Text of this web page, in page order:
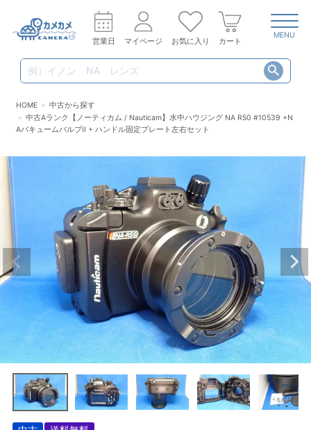
営業日 マイページ お気に入り カート
MENU
HOME
中古から探す
中古Aランク【ノーティカム / Nauticam】水中ハウジング NA R50 #10539 +N
AバキュームバルブII + ハンドル固定プレート左右セット